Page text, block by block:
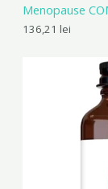
Menopause
136,21 lei